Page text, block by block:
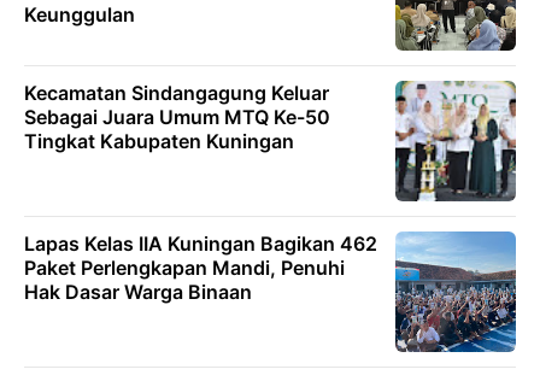
Keunggulan
Kecamatan Sindangagung Keluar
Sebagai Juara Umum MTQ Ke-50
Tingkat Kabupaten Kuningan
Lapas Kelas IIA Kuningan Bagikan 462
Paket Perlengkapan Mandi, Penuhi
Hak Dasar Warga Binaan